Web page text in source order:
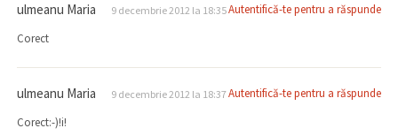
ulmeanu Maria 9 decembrie 2012 la 18:35Autentifică-te pentru a răspunde
Corect
ulmeanu Maria 9 decembrie 2012 la 18:37Autentifică-te pentru a răspunde
Corect:-)!i!